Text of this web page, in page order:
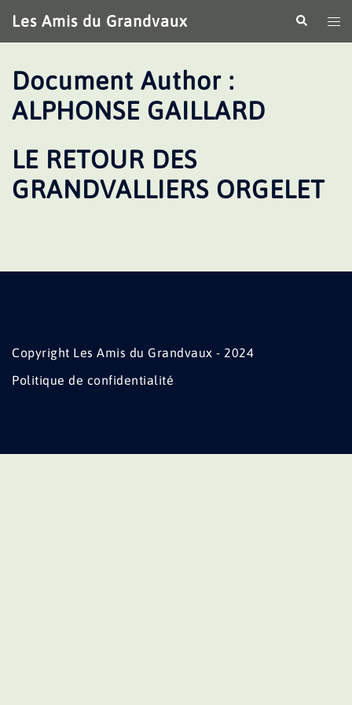
au
contenu
Les Amis du Grandvaux
le
Document Author :
ALPHONSE GAILLARD
LE RETOUR DES
GRANDVALLIERS ORGELET
Copyright Les Amis du Grandvaux - 2024
Politique de confidentialité